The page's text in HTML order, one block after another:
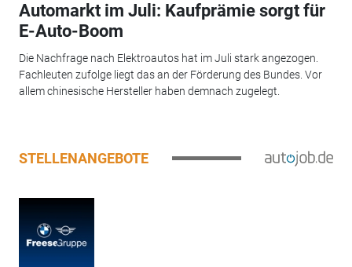
Automarkt im Juli: Kaufprämie sorgt für
E-Auto-Boom
Die Nachfrage nach Elektroautos hat im Juli stark angezogen.
Fachleuten zufolge liegt das an der Förderung des Bundes. Vor
allem chinesische Hersteller haben demnach zugelegt.
STELLENANGEBOTE